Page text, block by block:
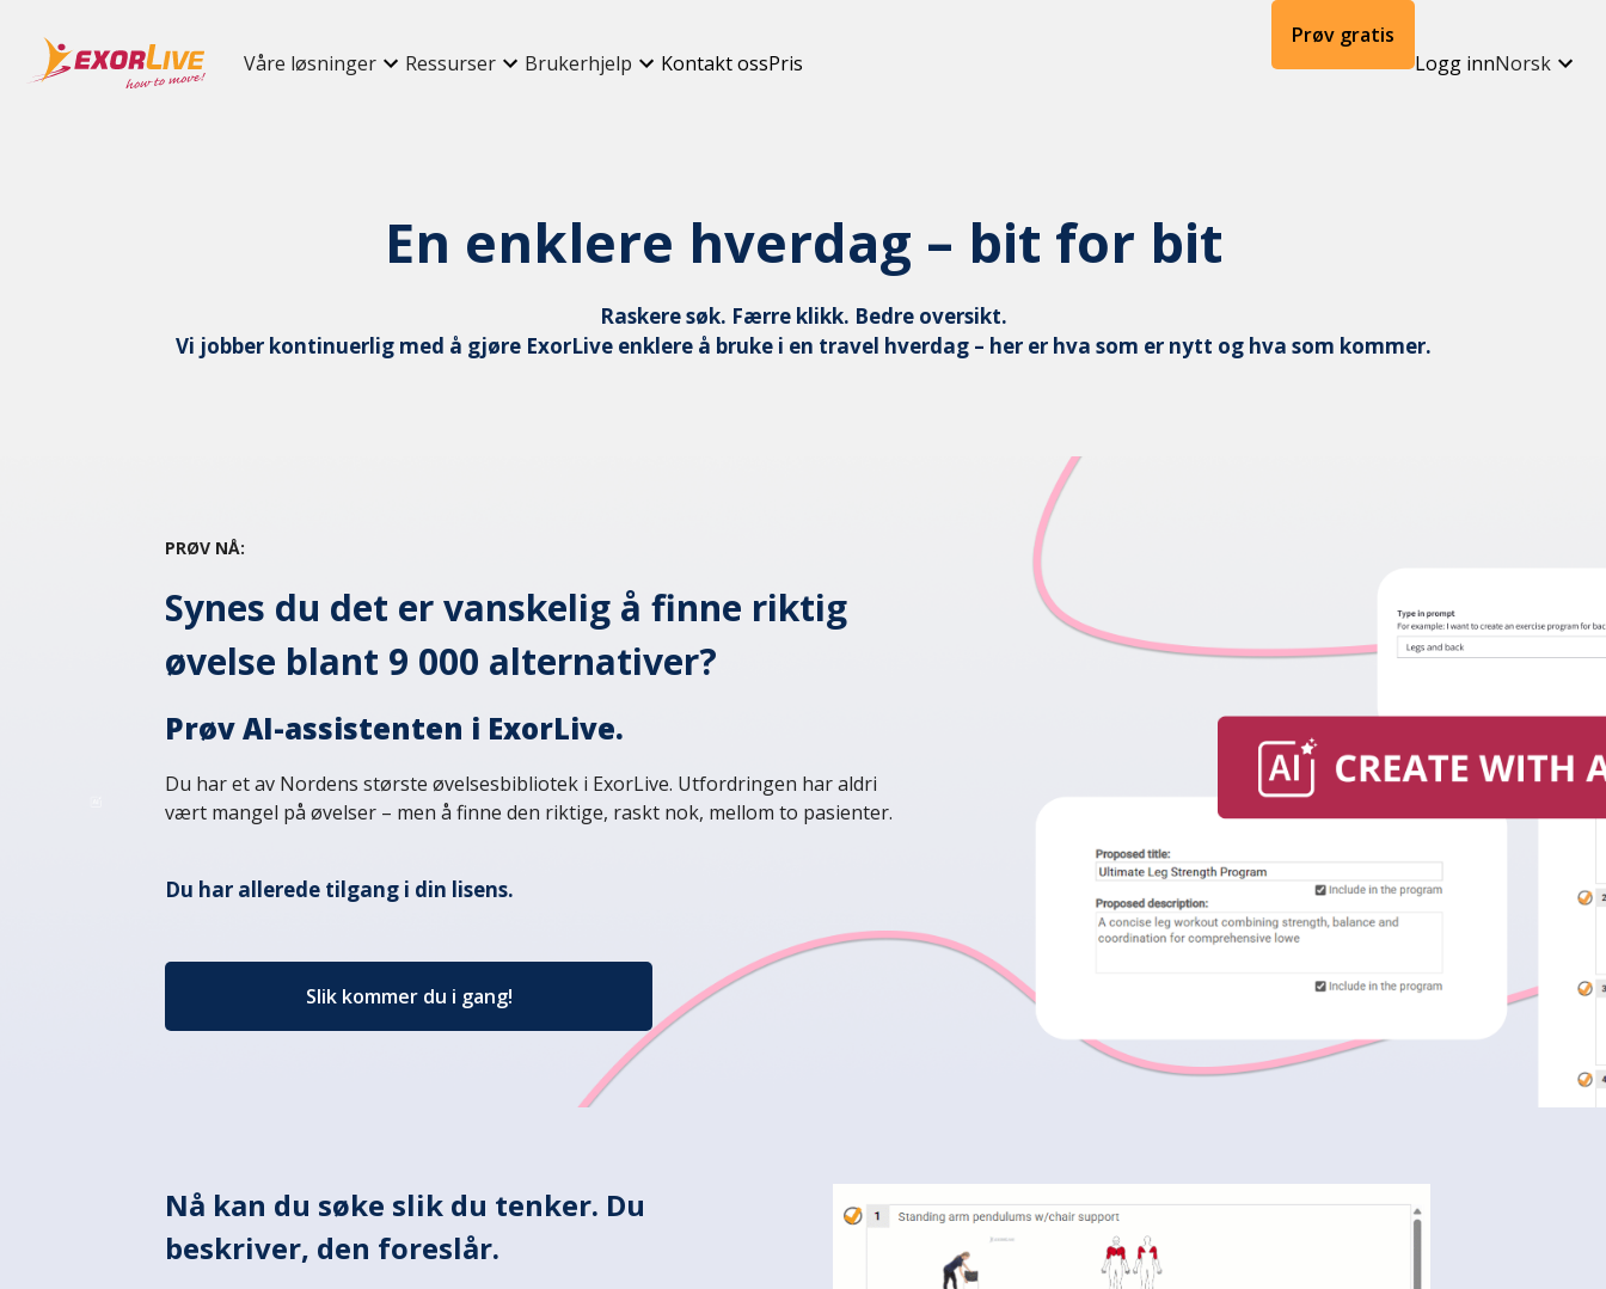
Våre løsninger Ressurser Brukerhjelp Kontakt ossPris
Prøv gratis
Logg innNorsk
En enklere hverdag – bit for bit
Raskere søk. Færre klikk. Bedre oversikt.
Vi jobber kontinuerlig med å gjøre ExorLive enklere å bruke i en travel hverdag – her er hva som er nytt og hva som kommer.
PRØV NÅ:
Synes du det er vanskelig å finne riktig
øvelse blant 9 000 alternativer?
Prøv AI-assistenten i ExorLive.
Du har et av Nordens største øvelsesbibliotek i ExorLive. Utfordringen har aldri
vært mangel på øvelser – men å finne den riktige, raskt nok, mellom to pasienter.
Du har allerede tilgang i din lisens.
Slik kommer du i gang!
Nå kan du søke slik du tenker. Du
beskriver, den foreslår.